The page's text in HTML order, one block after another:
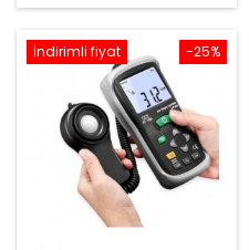
-25%
İndirimli fiyat